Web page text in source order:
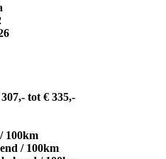
tot € 335,-
100km
/ 100km